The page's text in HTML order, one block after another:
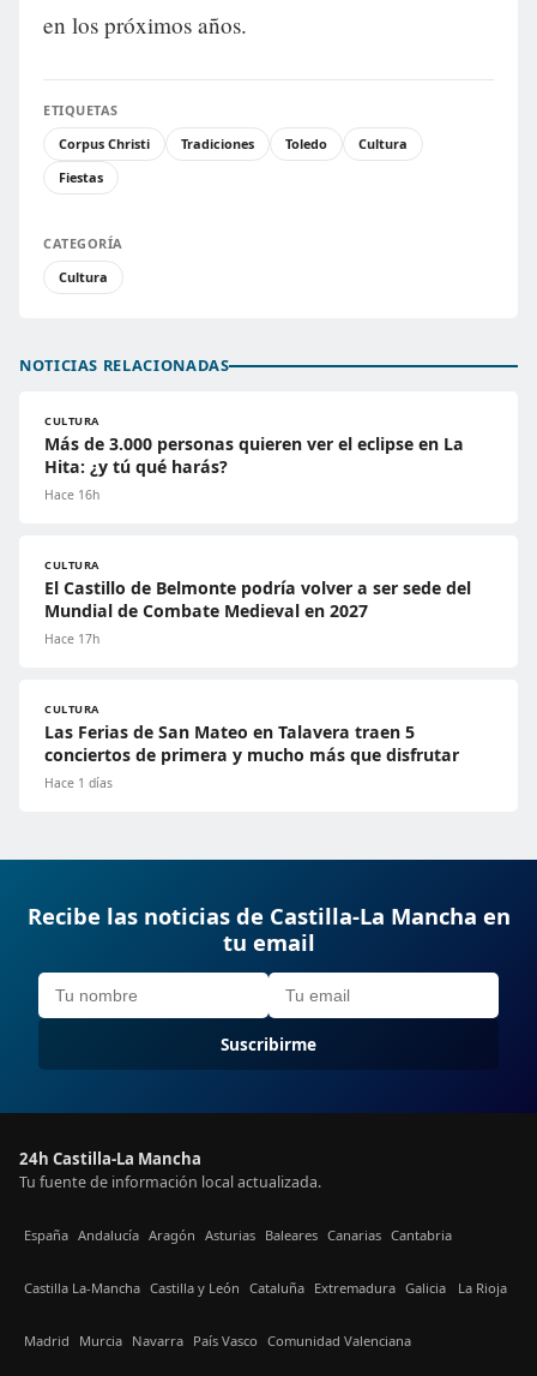
en los próximos años.
ETIQUETAS
Corpus Christi
Tradiciones Toledo
Cultura
Fiestas
CATEGORÍA
Cultura
NOTICIAS RELACIONADAS
CULTURA
Más de 3.000 personas quieren ver el eclipse en La
Hita: ¿y tú qué harás?
Hace 16h
CULTURA
El Castillo de Belmonte podría volver a ser sede del
Mundial de Combate Medieval en 2027
Hace 17h
CULTURA
Las Ferias de San Mateo en Talavera traen 5
conciertos de primera y mucho más que disfrutar
Hace 1 días
Recibe las noticias de Castilla-La Mancha en
tu email
Suscribirme
24h Castilla-La Mancha
Tu fuente de información local actualizada.
España Andalucía Aragón Asturias Baleares Canarias Cantabria
Castilla La-Mancha Castilla y León Cataluña Extremadura Galicia La Rioja
Madrid Murcia Navarra País Vasco Comunidad Valenciana